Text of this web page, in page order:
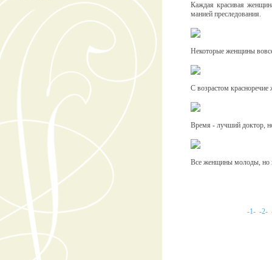
Каждая красивая
манией преследования.
Некоторые женщины
С возрастом
Время - лучший доктор,
Все женщины молоды, но
-1- -2-